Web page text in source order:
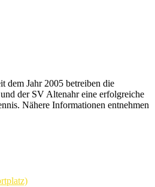
dem Jahr 2005 betreiben die
der SV Altenahr eine erfolgreiche
Nähere Informationen entnehmen